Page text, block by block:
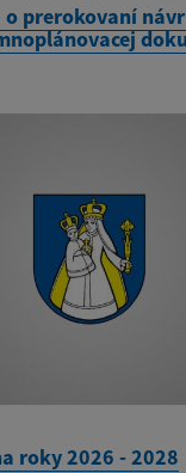
prerokovaní
roky 2026 - 2028